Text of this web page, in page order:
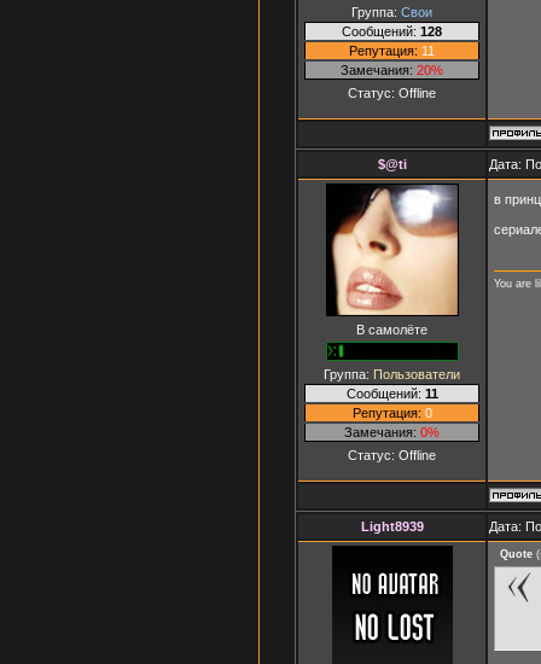
Группа: Свои
Сообщений: 128
Репутация: 11
Замечания: 20%
Статус: Offline
$@ti Дата:
В самолёте
Группа: Пользователи
Сообщений: 11
Репутация: 0
Замечания: 0%
Статус: Offline
в
You are
Light8939 Дата:
Quote (